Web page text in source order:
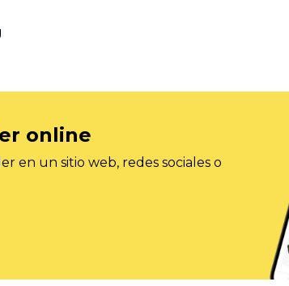
online
en un sitio web, redes sociales o